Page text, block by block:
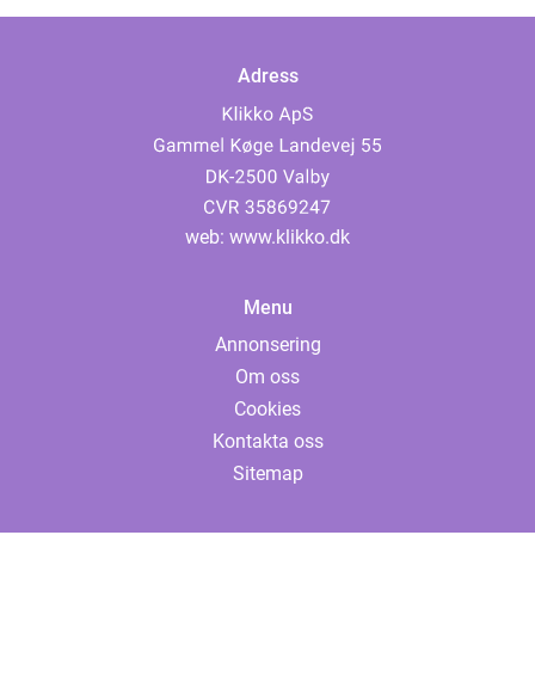
Adress
web: www.klikko.dk
Menu
Annonsering
Om oss
Cookies
Kontakta oss
Sitemap